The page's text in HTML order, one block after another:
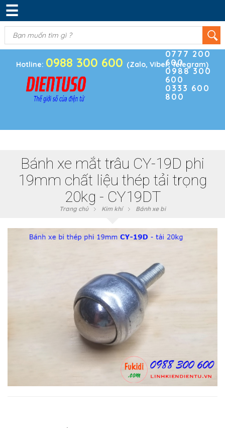
DANH MỤC SẢN PHẨM
KIM KHÍ
ĐIỆN TRỞ & TỤ ĐIỆN
BOARD PHÁT TRIỂN
MODULE CẢM BIẾN
LINH KIỆN KHÁC
☰
Hotline: 0988 300 600 (Zalo, Viber, Telegram)
Điện thoại
0777 200
600
0988 300
600
0333 600
800
(0)
Bánh xe mắt trâu CY-19D phi
19mm chất liệu thép tải trọng
20kg - CY19DT
Trang chủ Kim khí Bánh xe bi